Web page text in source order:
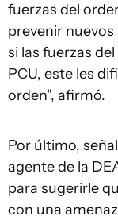
fuerzas del
prevenir
si las fuerzas
PCU, este les
orden", afirmó.
Por último,
agente de la
para sugerirle
con una